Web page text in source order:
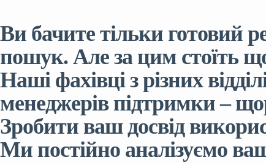
Ви бачите тільки готовий
пошук. Але за цим стоїть
Наші фахівці з різних
менеджерів підтримки –
Зробити ваш досвід
Ми постійно аналізуємо